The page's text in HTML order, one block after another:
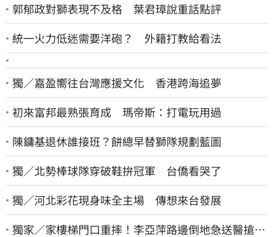
郭郁政對獅表現不及格 葉君璋說重話點評
統一火力低迷需要洋砲？ 外籍打教給看法
獨／嘉盈嚮往台灣應援文化 香港跨海追夢
初來富邦最熟張育成 瑪帝斯：打電玩用過
陳鏞基退休誰接班？餅總早替獅隊規劃藍圖
獨／北勢棒球隊穿破鞋拚冠軍 台僑看哭了
獨／河北彩花現身味全主場 傳想來台發展
獨家／家樓梯門口重摔！李亞萍路邊倒地急送醫搶